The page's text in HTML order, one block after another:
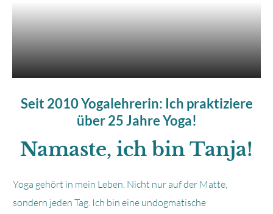
Seit 2010 Yogalehrerin: Ich praktiziere
über 25 Jahre Yoga!
Namaste, ich bin Tanja!
Yoga gehört in mein Leben. Nicht nur auf der Matte,
sondern jeden Tag. Ich bin eine undogmatische